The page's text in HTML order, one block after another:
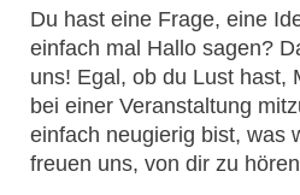
Du hast eine Frage, eine
einfach mal Hallo sagen?
uns! Egal, ob du Lust hast,
bei einer Veranstaltung
einfach neugierig bist, was
freuen uns, von dir zu